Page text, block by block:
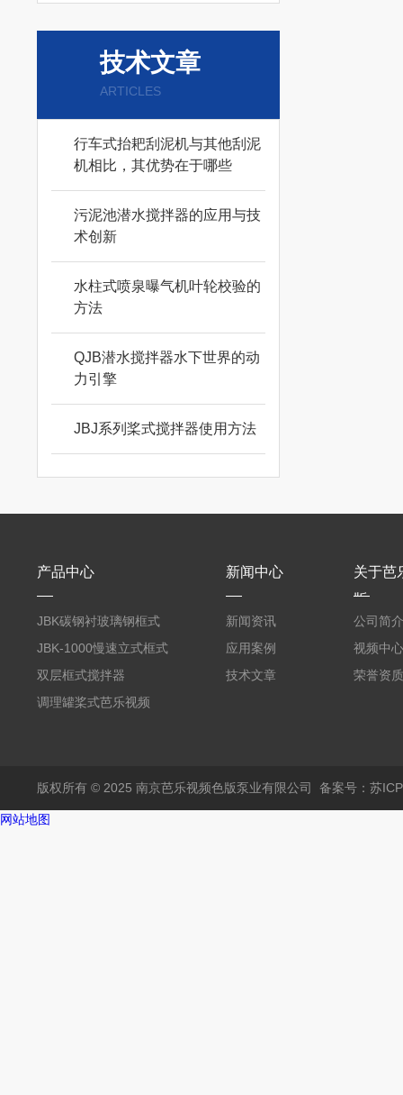
技术文章
ARTICLES
行车式抬耙刮泥机与其他刮泥
机相比，其优势在于哪些
污泥池潜水搅拌器的应用与技
术创新
水柱式喷泉曝气机叶轮校验的
方法
QJB潜水搅拌器水下世界的动
力引擎
JBJ系列桨式搅拌器使用方法
产品中心
JBK碳钢衬玻璃钢框式
芭乐视频APP黄
JBK-1000慢速立式框式
芭乐视频APP黄
双层框式搅拌器
调理罐桨式芭乐视频
新闻中心
新闻资讯
应用案例
技术文章
关于芭
版
公司简介
视频中心
荣誉资质
版权所有 © 2025 南京芭乐视频色版泵业有限公司 备案号：苏
网站地图